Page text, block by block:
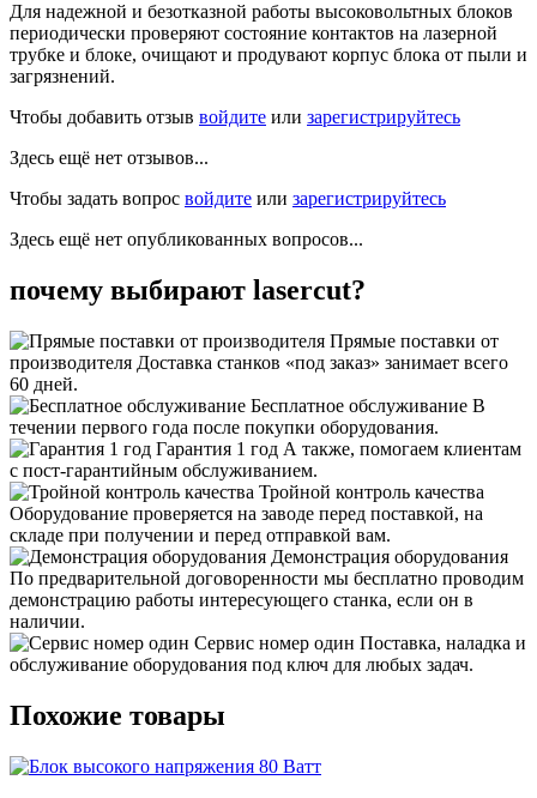
Для надежной и безотказной работы высоковольтных блоков
периодически проверяют состояние контактов на лазерной
трубке и блоке, очищают и продувают корпус блока от пыли и
загрязнений.
Чтобы добавить отзыв войдите или зарегистрируйтесь
Здесь ещё нет отзывов...
Чтобы задать вопрос войдите или зарегистрируйтесь
Здесь ещё нет опубликованных вопросов...
почему выбирают lasercut?
Прямые поставки от
производителя Доставка станков «под заказ» занимает всего
60 дней.
Бесплатное обслуживание В
течении первого года после покупки оборудования.
Гарантия 1 год А также, помогаем клиентам
с пост-гарантийным обслуживанием.
Тройной контроль качества
Оборудование проверяется на заводе перед поставкой, на
складе при получении и перед отправкой вам.
Демонстрация оборудования
По предварительной договоренности мы бесплатно проводим
демонстрацию работы интересующего станка, если он в
наличии.
Сервис номер один Поставка, наладка и
обслуживание оборудования под ключ для любых задач.
Похожие товары